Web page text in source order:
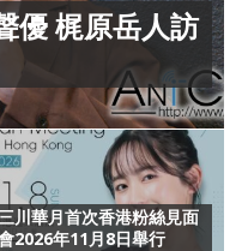
優 梶原岳人訪
三川華月首次香港粉絲見面
2026年11月8日舉行